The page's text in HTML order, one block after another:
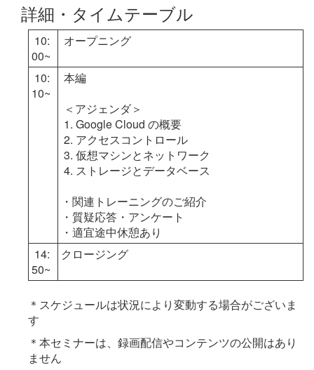
詳細・タイムテーブル
10:
00~
オープニング
10:
10~
本編
＜アジェンダ＞
1. Google Cloud の概要
2. アクセスコントロール
3. 仮想マシンとネットワーク
4. ストレージとデータベース
・関連トレーニングのご紹介
・質疑応答・アンケート
・適宜途中休憩あり
14:
50~
クロージング
＊スケジュールは状況により変動する場合がございま
す
＊本セミナーは、録画配信やコンテンツの公開はあり
ません